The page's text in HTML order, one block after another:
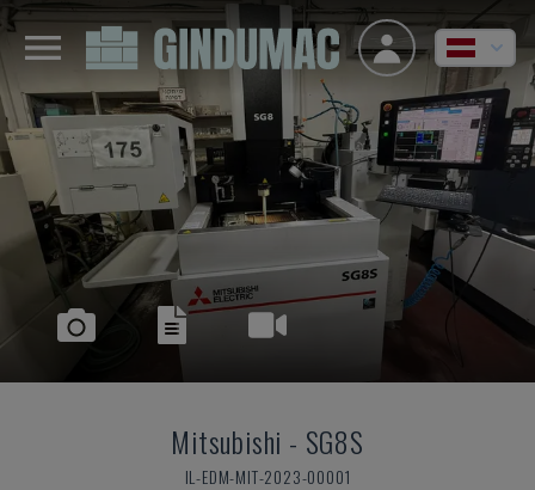
Mitsubishi - SG8S
IL-EDM-MIT-2023-00001